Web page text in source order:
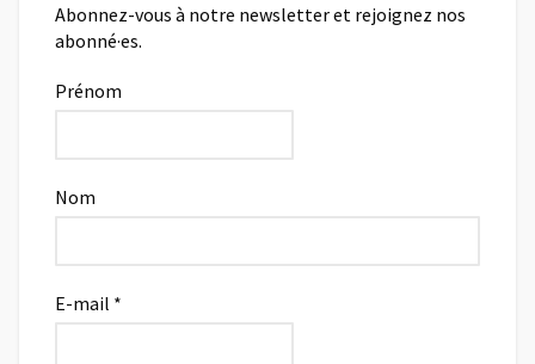
Abonnez-vous à notre newsletter et rejoignez nos
abonné·es.
Prénom
Nom
E-mail *